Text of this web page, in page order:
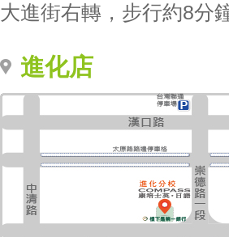
大進街右轉，步行約8分
進化店